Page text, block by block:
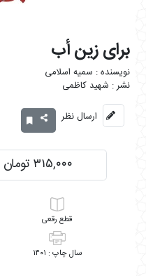
برای زین أب
سمیه اسلامی
شهید کاظمی
ارسال نظر
۳۱۵,۰۰۰ تومان
رقعی
۱۴۰۱